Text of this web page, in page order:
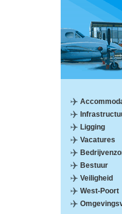
Ligging
Vacatures
Bestuur
Veiligheid
West-Poort